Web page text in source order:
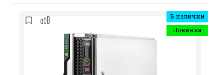
В наличии
Новинка